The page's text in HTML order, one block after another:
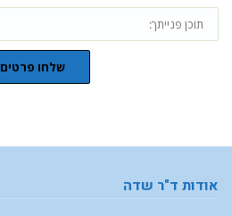
שלחו פרטים
אודות ד"ר שדה